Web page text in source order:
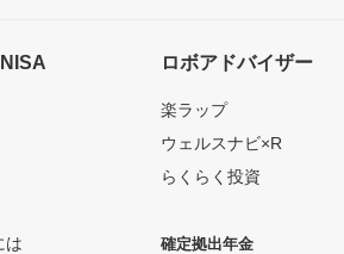
は
ロボアドバイザー
楽ラップ
ウェルスナビ×R
らくらく投資
確定拠出年金